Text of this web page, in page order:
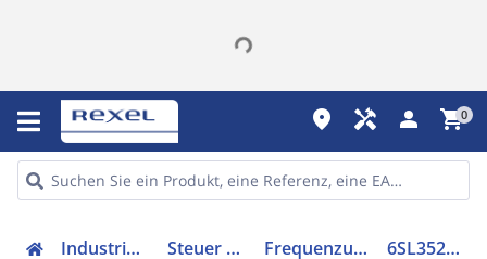
place handyman person shopping_cart0
Industriekomponenten Steuer & Regelgeräte Frequenzumrichter =< 1 kV 6SL35213XD005AF0